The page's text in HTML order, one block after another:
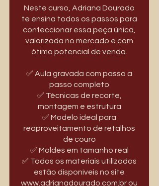
Neste curso, Adriana Dourado
te ensina todos os passos para
confeccionar essa peça única,
valorizada no mercado e com
ótimo potencial de venda.
✅ Aula gravada com passo a
passo completo
✅ Técnicas de recorte,
montagem e estrutura
✅ Modelo ideal para
reaproveitamento de retalhos
de couro
✅ Moldes em tamanho real
✅ Todos os materiais utilizados
estão disponíveis no site
www.adrianadourado.com.br ou